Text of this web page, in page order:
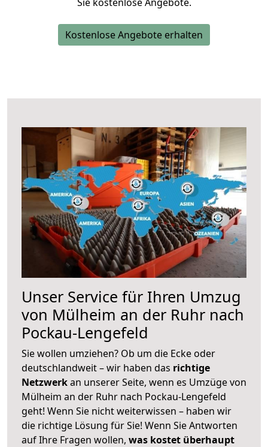
Kostenlose Angebote erhalten
Unser Service für Ihren Umzug
von Mülheim an der Ruhr nach
Pockau-Lengefeld
Sie wollen umziehen? Ob um die Ecke oder
deutschlandweit – wir haben das richtige
Netzwerkan unserer Seite, wenn es Umzüge von
Mülheim an der Ruhr nach Pockau-Lengefeld
geht! Wenn Sie nicht weiterwissen – haben wir
die richtige Lösung für Sie! Wenn Sie Antworten
auf Ihre Fragen wollen, was kostet überhaupt